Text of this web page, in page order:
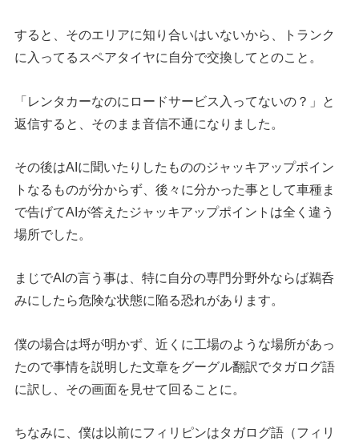
すると、そのエリアに知り合いはいないから、トランク
に入ってるスペアタイヤに自分で交換してとのこと。
「レンタカーなのにロードサービス入ってないの？」と
返信すると、そのまま音信不通になりました。
その後はAIに聞いたりしたもののジャッキアップポイン
トなるものが分からず、後々に分かった事として車種ま
で告げてAIが答えたジャッキアップポイントは全く違う
場所でした。
まじでAIの言う事は、特に自分の専門分野外ならば鵜呑
みにしたら危険な状態に陥る恐れがあります。
僕の場合は埒が明かず、近くに工場のような場所があっ
たので事情を説明した文章をグーグル翻訳でタガログ語
に訳し、その画面を見せて回ることに。
ちなみに、僕は以前にフィリピンはタガログ語（フィリ